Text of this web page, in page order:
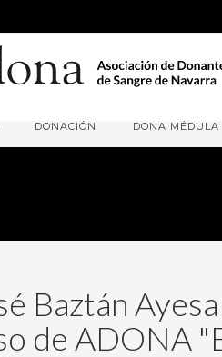
DONACIÓN DONA MÉDULA
Baztán
de ADONA